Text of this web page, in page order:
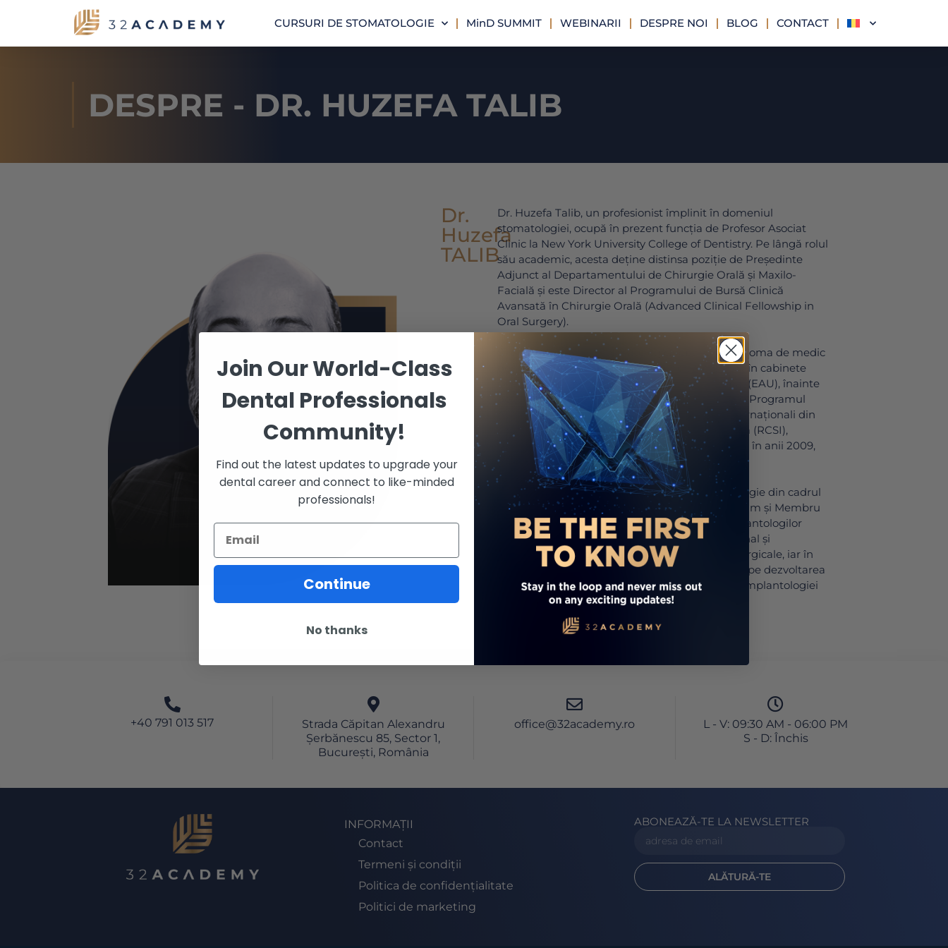
CURSURI DE STOMATOLOGIE MinD SUMMIT WEBINARII DESPRE NOI BLOG CONTACT
DESPRE - DR. HUZEFA TALIB
Dr.
Huzefa
TALIB
Dr. Huzefa Talib, un profesionist împlinit în domeniul
stomatologiei, ocupă în prezent funcția de Profesor Asociat
Clinic la New York University College of Dentistry. Pe lângă rolul
său academic, acesta deține distinsa poziție de Președinte
Adjunct al Departamentului de Chirurgie Orală și Maxilo-
Facială și este Director al Programului de Bursă Clinică
Avansată în Chirurgie Orală (Advanced Clinical Fellowship in
Oral Surgery).
Și-a început cariera stomatologică obținând diploma de medic
dentist în India, în anul 1998. Ulterior, a profesat în cabinete
private din Pune (India), Sharjah (EAU) și Dubai (EAU), înainte
de a veni în Statele Unite. Aici, a absolvit în 2010 Programul
Avansat de Chirurgie Orală pentru Dentiști Internaționali din
cadrul Colegiului Regal al Chirurgilor din Irlanda (RCSI),
promovând examenele de Membru și de Fellow în anii 2009,
respectiv 2010.
Este membru de elită al Facultății de Stomatologie din cadrul
Colegiului Regal al Chirurgilor din Irlanda, precum și Membru
& Diplomat al Congresului Internațional al Implantologilor
Orali. Dr. Talib a susținut prelegeri la nivel național și
internațional pe o gamă largă de subiecte chirurgicale, iar în
prezent interesul său principal se concentrează pe dezvoltarea
inteligenței artificiale și a roboticii în domeniul implantologiei
+40 791 013 517
Strada Căpitan Alexandru
Șerbănescu 85, Sector 1,
București, România
office@32academy.ro
L - V: 09:30 AM - 06:00 PM
S - D: Închis
INFORMAȚII
Contact
Termeni și condiții
Politica de confidențialitate
Politici de marketing
ABONEAZĂ-TE LA NEWSLETTER
ALĂTURĂ-TE
Join Our World-Class
Dental Professionals
Community!
Find out the latest updates to upgrade your
dental career and connect to like-minded
professionals!
Continue
No thanks